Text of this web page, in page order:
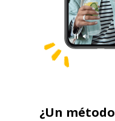
¿Un método